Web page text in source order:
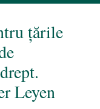
țările
Leyen